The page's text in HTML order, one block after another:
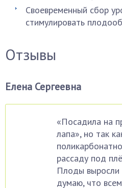
Своевременный сбор
стимулировать
Отзывы
Елена Сергеевна
«Посадила на
лапа», но так
рассаду под
Плоды выросли
думаю, что